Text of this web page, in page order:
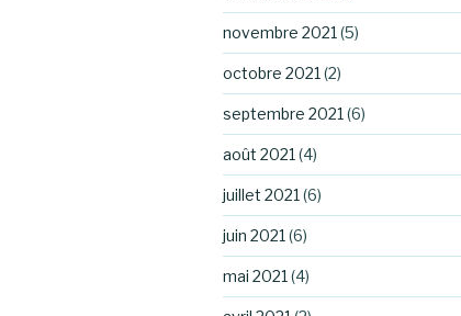
novembre 2021 (5)
octobre 2021 (2)
septembre 2021 (6)
août 2021 (4)
juillet 2021 (6)
juin 2021 (6)
mai 2021 (4)